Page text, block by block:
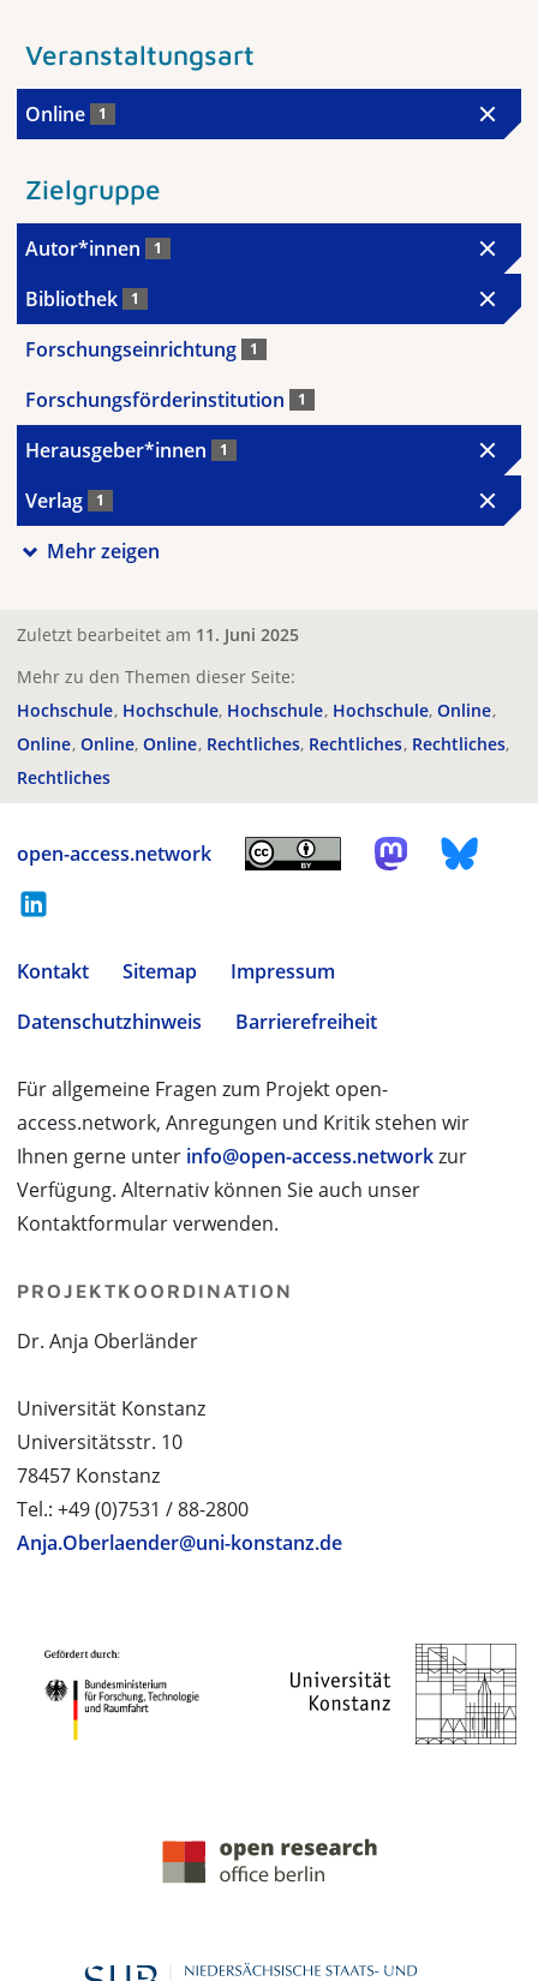
Veranstaltungsart
Online 1
Zielgruppe
Autor*innen 1
Bibliothek 1
Forschungseinrichtung 1
Forschungsförderinstitution 1
Herausgeber*innen 1
Verlag 1
Mehr zeigen
Zuletzt bearbeitet am 11. Juni 2025
Mehr zu den Themen dieser Seite:
Hochschule Hochschule Hochschule Hochschule Online
Online Online Online Rechtliches Rechtliches Rechtliches
Rechtliches
open-access.network
Kontakt Sitemap
Impressum
Datenschutzhinweis
Barrierefreiheit
Für allgemeine Fragen zum Projekt open-
access.network, Anregungen und Kritik stehen wir
Ihnen gerne unter info@open-access.networkzur
Verfügung. Alternativ können Sie auch unser
Kontaktformular verwenden.
PROJEKTKOORDINATION
Dr. Anja Oberländer
Universität Konstanz
Universitätsstr. 10
78457 Konstanz
Tel.: +49 (0)7531 / 88-2800
Anja.Oberlaender@uni-konstanz.de